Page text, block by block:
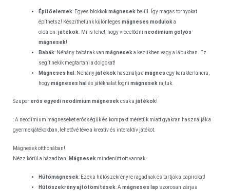
Építőelemek: Egyes blokkokmágnesek belül. Így magas tornyokat
építhetsz! Készíthetünk különlegesmágneses modulok a
oldalon.játékok . Mi is lehet, hogy viccelődnineodímium golyós
mágnesek!
Babák: Néhány babának vanmágnesek a kezükben vagy a lábukban. Ez
segít nekik megtartani a dolgokat!
Mágneses hal: Néhányjátékok használja amágnes egy karakterláncra,
hogymágneses hal és játékhalat fognimágnesek rajtuk.
Szuper erős egyedi neodímium mágnesek csak ajátékok!
: A neodímium mágneseket erősségük és kompakt méretük miatt gyakran használják a
gyermekjátékokban, lehetővé téve a kreatív és interaktív játékot.
Mágnesek otthonában!
Nézz körül a házadban! Mágnesek mindenütt ott vannak.
Hűtőmágnesek: Ezek a hűtőszekrényre ragadnak és tartják a papírokat!
Hűtőszekrény ajtótömítések: Amágneses lap szorosan zárja a